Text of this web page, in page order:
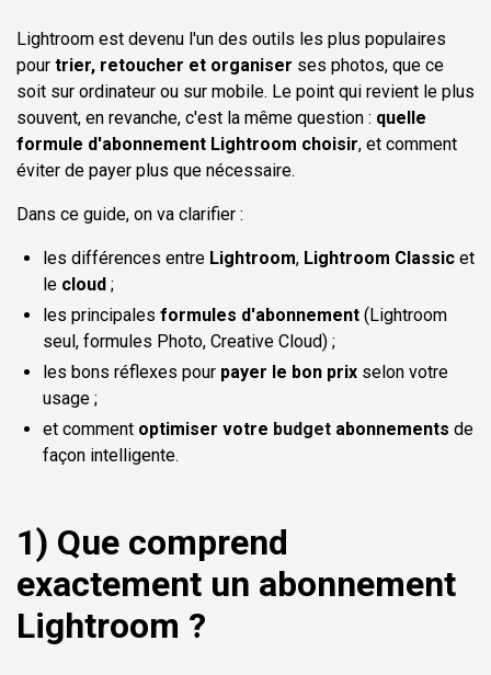
Lightroom est devenu l'un des outils les plus populaires
pour trier, retoucher et organiser ses photos, que ce
soit sur ordinateur ou sur mobile. Le point qui revient le plus
souvent, en revanche, c'est la même question : quelle
formule d'abonnement Lightroom choisir, et comment
éviter de payer plus que nécessaire.
Dans ce guide, on va clarifier :
les différences entre Lightroom, Lightroom Classic et
le cloud ;
les principales formules d'abonnement (Lightroom
seul, formules Photo, Creative Cloud) ;
les bons réflexes pour payer le bon prix selon votre
usage ;
et comment optimiser votre budget abonnements de
façon intelligente.
1) Que comprend
exactement un abonnement
Lightroom ?